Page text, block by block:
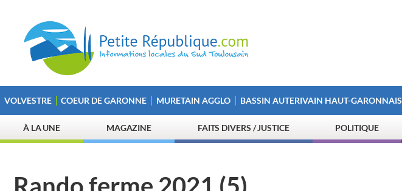
VOLVESTRE COEUR DE GARONNE MURETAIN AGGLO BASSIN AUTERIVAIN HAUT-GARONNAIS
À LA UNE MAGAZINE FAITS DIVERS / JUSTICE POLITIQUE